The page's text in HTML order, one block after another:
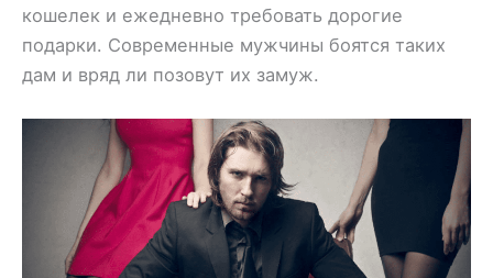
кошелек и ежедневно требовать дорогие
подарки. Современные мужчины боятся таких
дам и вряд ли позовут их замуж.